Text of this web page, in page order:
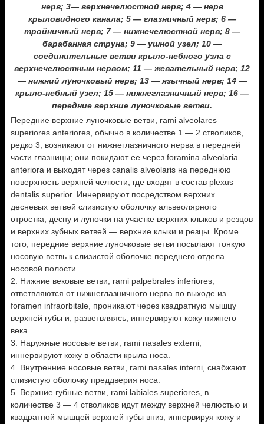
нерв; 3— верхнечелюстной нерв; 4 — нерв
крыловидного канала; 5 — глазничный нерв; 6 —
тройничный нерв; 7 — нижнечелюстной нерв; 8 —
барабанная струна; 9 — ушной узел; 10 —
соединительные ветви крыло-небного узла с
верхнечелюстным нервом; 11 — жевательный нерв; 12
— нижний луночковый нерв; 13 — язычный нерв; 14 —
крыло-небный узел; 15 — нижнеглазничный нерв; 16 —
передние верхние луночковые ветви.
Передние верхние луночковые ветви, rami alveolares
superiores anteriores, обычно в количестве 1 — 2 стволиков,
редко 3, возникают от нижнеглазничного нерва в передней
части глазницы; они покидают ее через foramina alveolaria
anteriora и выходят через canalis alveolaris на переднюю
поверхность верхней челюсти, где входят в состав plexus
dentalis superior. Иннервируют посредством верхних
десневых ветвей слизистую оболочку альвеолярного
отростка, десну и луночки на участке верхних клыков и резцов
и верхних зубных ветвей — верхние клыки и резцы. Кроме
того, передние верхние луночковые ветви посылают тонкую
носовую ветвь к слизистой оболочке переднего отдела
носовой полости.
2. Нижние вековые ветви, rami palpebrales inferiores,
ответвляются от нижнеглазничного нерва по выходе из
foramen infraorbitale, проникают через квадратную мышцу
верхней губы и, разветвляясь, иннервируют кожу нижнего
века.
3. Наружные носовые ветви, rami nasales externi,
иннервируют кожу в области крыла носа.
4. Внутренние носовые ветви, rami nasales interni, снабжают
слизистую оболочку преддверия носа.
5. Верхние губные ветви, rami labiales superiores, в
количестве 3 — 4 стволиков идут между верхней челюстью и
квадратной мышцей верхней губы вниз, иннервируя кожу и